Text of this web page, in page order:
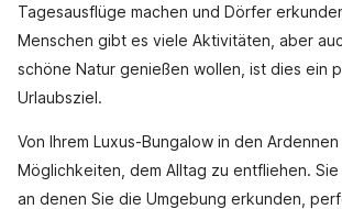
Tagesausflüge machen und Dörfer
Menschen gibt es viele Aktivitäten, aber
schöne Natur genießen wollen, ist dies ein
Urlaubsziel.
Von Ihrem Luxus-Bungalow in den
Möglichkeiten, dem Alltag zu entfliehen. Sie
an denen Sie die Umgebung erkunden,